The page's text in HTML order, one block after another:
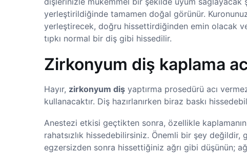
yerleştirildiğinde tamamen doğal görünür.
yerleştirecek, doğru hissettirdiğinden emin olacak
tıpkı normal bir diş gibi hissedilir.
Zirkonyum diş kaplama
Hayır, zirkonyum dişyaptırma prosedürü acı
kullanacaktır. Diş hazırlanırken biraz baskı
Anestezi etkisi geçtikten sonra, özellikle
rahatsızlık hissedebilirsiniz. Önemli bir şey
egzersizden sonra hissettiğiniz ağrı gibi düşünün;